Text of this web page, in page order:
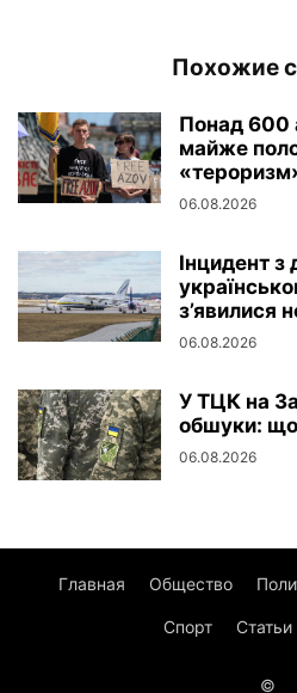
Похожие
Понад 600
майже
06.08.2026
Інцидент з
з’явилися
06.08.2026
У ТЦК на
обшуки:
06.08.2026
Главная Общество
Спорт Статьи
©